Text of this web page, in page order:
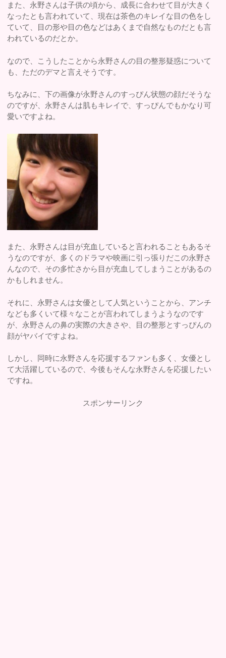
また、永野さんは子供の頃から、成長に合わせて目が大きく
なったとも言われていて、現在は茶色のキレイな目の色をし
ていて、目の形や目の色などはあくまで自然なものだとも言
われているのだとか。
なので、こうしたことから永野さんの目の整形疑惑について
も、ただのデマと言えそうです。
ちなみに、下の画像が永野さんのすっぴん状態の顔だそうな
のですが、永野さんは肌もキレイで、すっぴんでもかなり可
愛いですよね。
また、永野さんは目が充血していると言われることもあるそ
うなのですが、多くのドラマや映画に引っ張りだこの永野さ
んなので、その多忙さから目が充血してしまうことがあるの
かもしれません。
それに、永野さんは女優として人気ということから、アンチ
なども多くいて様々なことが言われてしまうようなのです
が、永野さんの鼻の実際の大きさや、目の整形とすっぴんの
顔がヤバイですよね。
しかし、同時に永野さんを応援するファンも多く、女優とし
て大活躍しているので、今後もそんな永野さんを応援したい
ですね。
スポンサーリンク